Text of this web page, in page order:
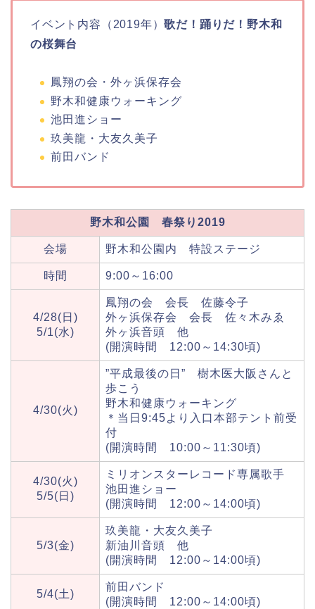
イベント内容（2019年）歌だ！踊りだ！野木和
の桜舞台
鳳翔の会・外ヶ浜保存会
野木和健康ウォーキング
池田進ショー
玖美龍・大友久美子
前田バンド
野木和公園 春祭り2019
会場 野木和公園内 特設ステージ
時間 9:00～16:00
4/28(日)
5/1(水)
鳳翔の会 会長 佐藤令子
外ヶ浜保存会 会長 佐々木みゑ
外ヶ浜音頭 他
(開演時間 12:00～14:30頃)
4/30(火)
”平成最後の日” 樹木医大阪さんと
歩こう
野木和健康ウォーキング
＊当日9:45より入口本部テント前受
付
(開演時間 10:00～11:30頃)
4/30(火)
5/5(日)
ミリオンスターレコード専属歌手
池田進ショー
(開演時間 12:00～14:00頃)
5/3(金)
玖美龍・大友久美子
新油川音頭 他
(開演時間 12:00～14:00頃)
5/4(土)
前田バンド
(開演時間 12:00～14:00頃)